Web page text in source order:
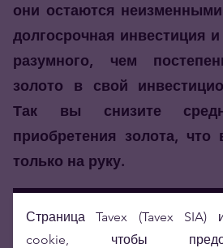
они остаются
долгосрочная инвестиция
разумного, чем
золото в свой
Так вы снизите
приобретения золота,
только на руку.
Страница Tavex (Tavex SIA)
cookie, чтобы